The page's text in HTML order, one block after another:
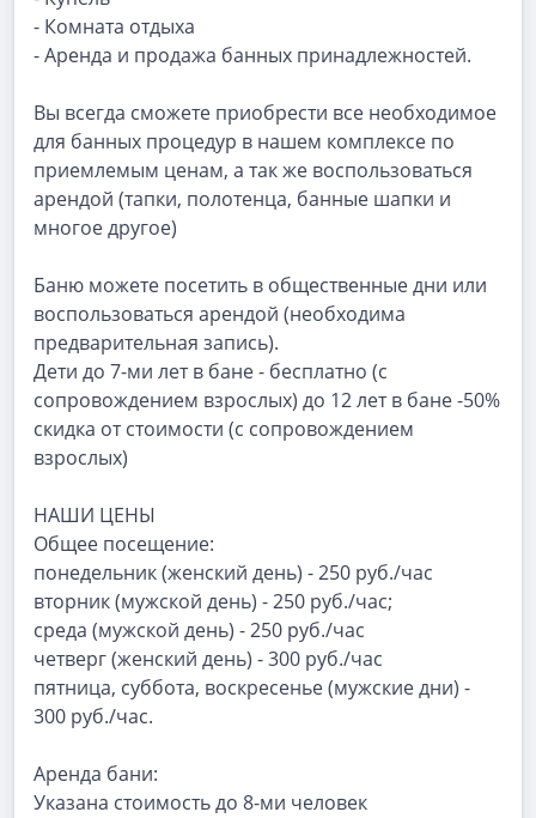
- Комната отдыха
- Аренда и продажа банных принадлежностей.
Вы всегда сможете приобрести все необходимое
для банных процедур в нашем комплексе по
приемлемым ценам, а так же воспользоваться
арендой (тапки, полотенца, банные шапки и
многое другое)
Баню можете посетить в общественные дни или
воспользоваться арендой (необходима
предварительная запись).
Дети до 7-ми лет в бане - бесплатно (с
сопровождением взрослых) до 12 лет в бане -50%
скидка от стоимости (с сопровождением
взрослых)
НАШИ ЦЕНЫ
Общее посещение:
понедельник (женский день) - 250 руб./час
вторник (мужской день) - 250 руб./час;
среда (мужской день) - 250 руб./час
четверг (женский день) - 300 руб./час
пятница, суббота, воскресенье (мужские дни) -
300 руб./час.
Аренда бани:
Указана стоимость до 8-ми человек